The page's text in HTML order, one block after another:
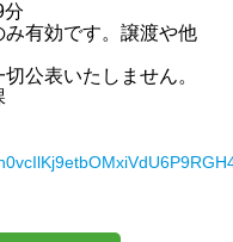
分
有効です。譲渡や他
公表いたしません。